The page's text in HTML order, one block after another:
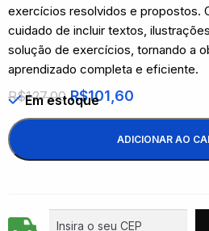
exercícios resolvidos e propostos.
cuidado de incluir textos,
solução de exercícios, tornando a
aprendizado completa e eficiente.
R$127,00 R$101,60
Em estoque
ADICIONAR AO